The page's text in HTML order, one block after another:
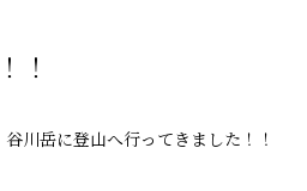
！
川岳に登山へ行ってきました！！